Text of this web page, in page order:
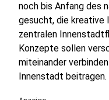
noch bis Anfang des
gesucht, die kreative
zentralen
Konzepte sollen
miteinander
Innenstadt beitragen.